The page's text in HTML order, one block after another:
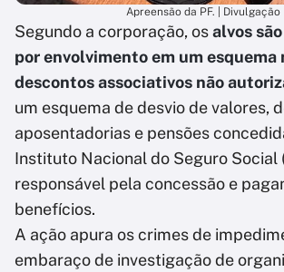
Apreensão da PF. | Divulgação
Segundo a corporação, osalvos
por envolvimento em um esquema
descontos associativos não
um esquema de desvio de valores,
aposentadorias e pensões
Instituto Nacional do Seguro Social
responsável pela concessão e
benefícios.
A ação apura os crimes de
embaraço de investigação de